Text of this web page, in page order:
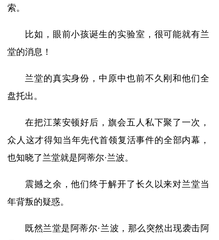
索。
比如，眼前小孩诞生的实验室，很可能就有兰
堂的消息！
兰堂的真实身份，中原中也前不久刚和他们全
盘托出。
在把江莱安顿好后，旗会五人私下聚了一次，
众人这才得知当年先代首领复活事件的全部内幕，
也知晓了兰堂就是阿蒂尔·兰波。
震撼之余，他们终于解开了长久以来对兰堂当
年背叛的疑惑。
既然兰堂是阿蒂尔·兰波，那么突然出现袭击阿